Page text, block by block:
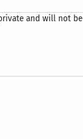
and will not be